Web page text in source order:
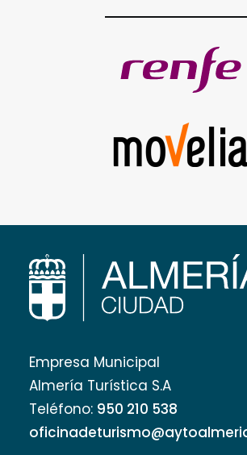
Empresa Municipal
Almería Turística S.A
Teléfono: 950 210 538